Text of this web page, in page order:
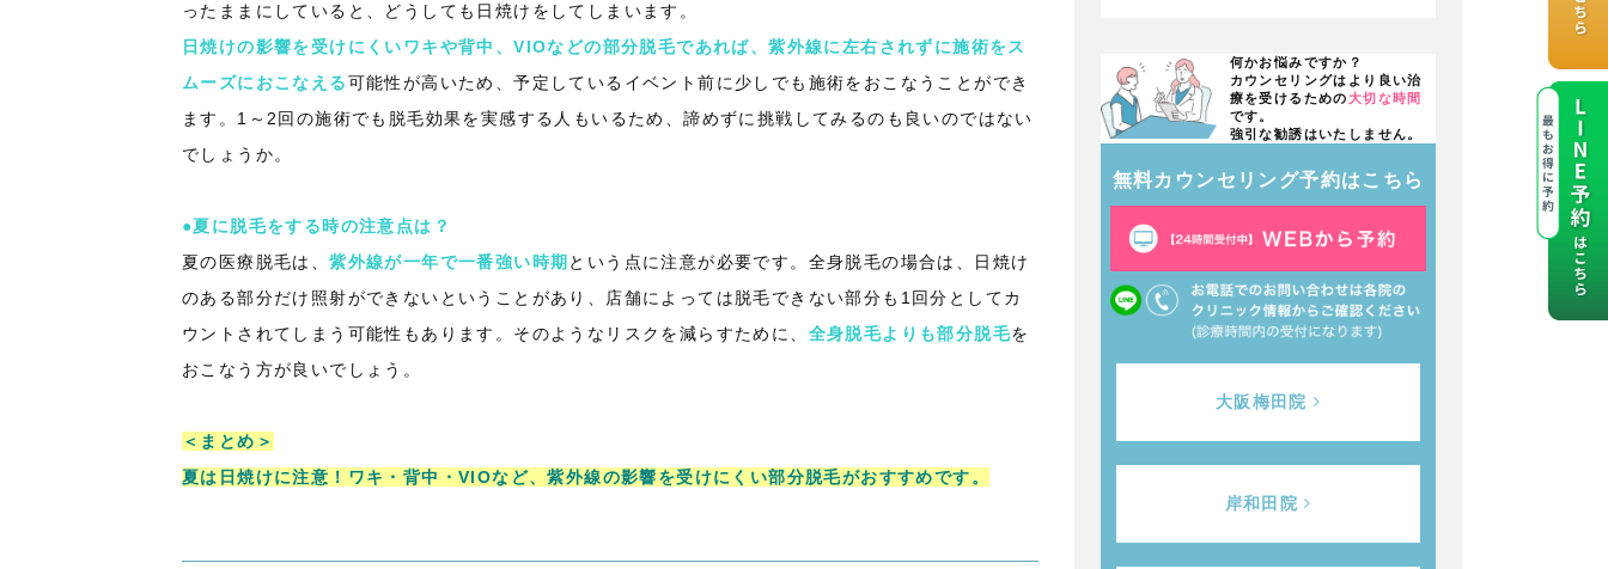
ったままにしていると、どうしても日焼けをしてしまいます。
日焼けの影響を受けにくいワキや背中、VIOなどの部分脱毛であれば、紫外線に左右されずに施術をス
ムーズにおこなえる可能性が高いため、予定しているイベント前に少しでも施術をおこなうことができ
ます。1～2回の施術でも脱毛効果を実感する人もいるため、諦めずに挑戦してみるのも良いのではない
でしょうか。
●夏に脱毛をする時の注意点は？
夏の医療脱毛は、紫外線が一年で一番強い時期 という点に注意が必要です。全身脱毛の場合は、日焼け
のある部分だけ照射ができないということがあり、店舗によっては脱毛できない部分も1回分としてカ
ウントされてしまう可能性もあります。そのようなリスクを減らすために、 全身脱毛よりも部分脱毛を
おこなう方が良いでしょう。
＜まとめ＞
夏は日焼けに注意！ワキ・背中・VIOなど、紫外線の影響を受けにくい部分脱毛がおすすめです。
何かお悩みですか？
カウンセリングはより良い治
療を受けるための大切な時間
です。
強引な勧誘はいたしません。
無料カウンセリング予約はこちら
大阪梅田院
岸和田院